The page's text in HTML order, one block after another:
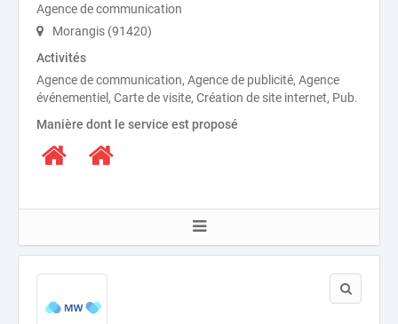
Agence de communication
Morangis (91420)
Activités
Agence de communication, Agence de publicité, Agence
événementiel, Carte de visite, Création de site internet, Pub.
Manière dont le service est proposé